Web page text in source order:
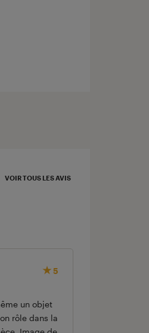
VOIR TOUS LES AVIS
5
un objet
rôle dans la